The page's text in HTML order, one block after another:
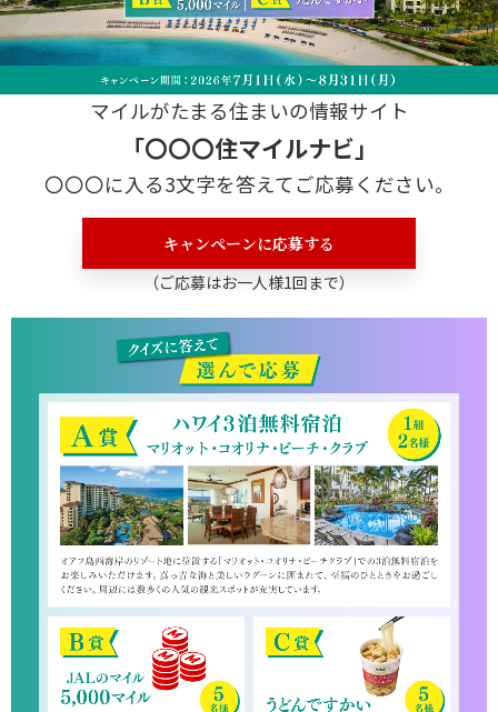
マイルがたまる住まいの情報サイト
「〇〇〇住マイルナビ」
〇〇〇に入る3文字を答えてご応募ください。
キャンペーンに応募する
（ご応募はお一人様1回まで）